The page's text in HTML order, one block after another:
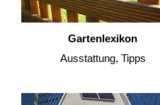
Gartenlexikon
Ausstattung, Tipps